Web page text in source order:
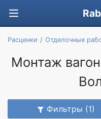
Расценки Отделочные
Монтаж
Фильтры (1)